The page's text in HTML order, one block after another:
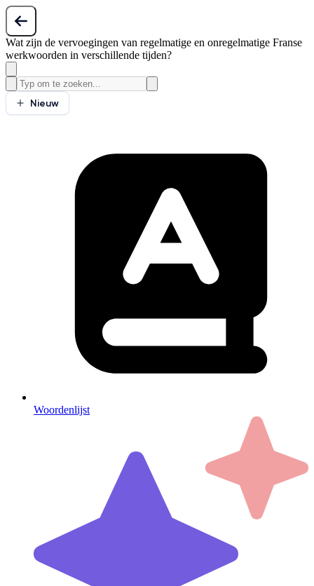
Wat zijn de vervoegingen van regelmatige en onregelmatige Franse
werkwoorden in verschillende tijden?
Nieuw
Woordenlijst